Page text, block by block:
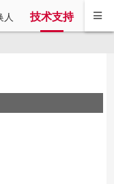
人 技术支持 联系